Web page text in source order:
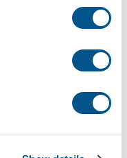
Minipåse med godis - digitaltryck